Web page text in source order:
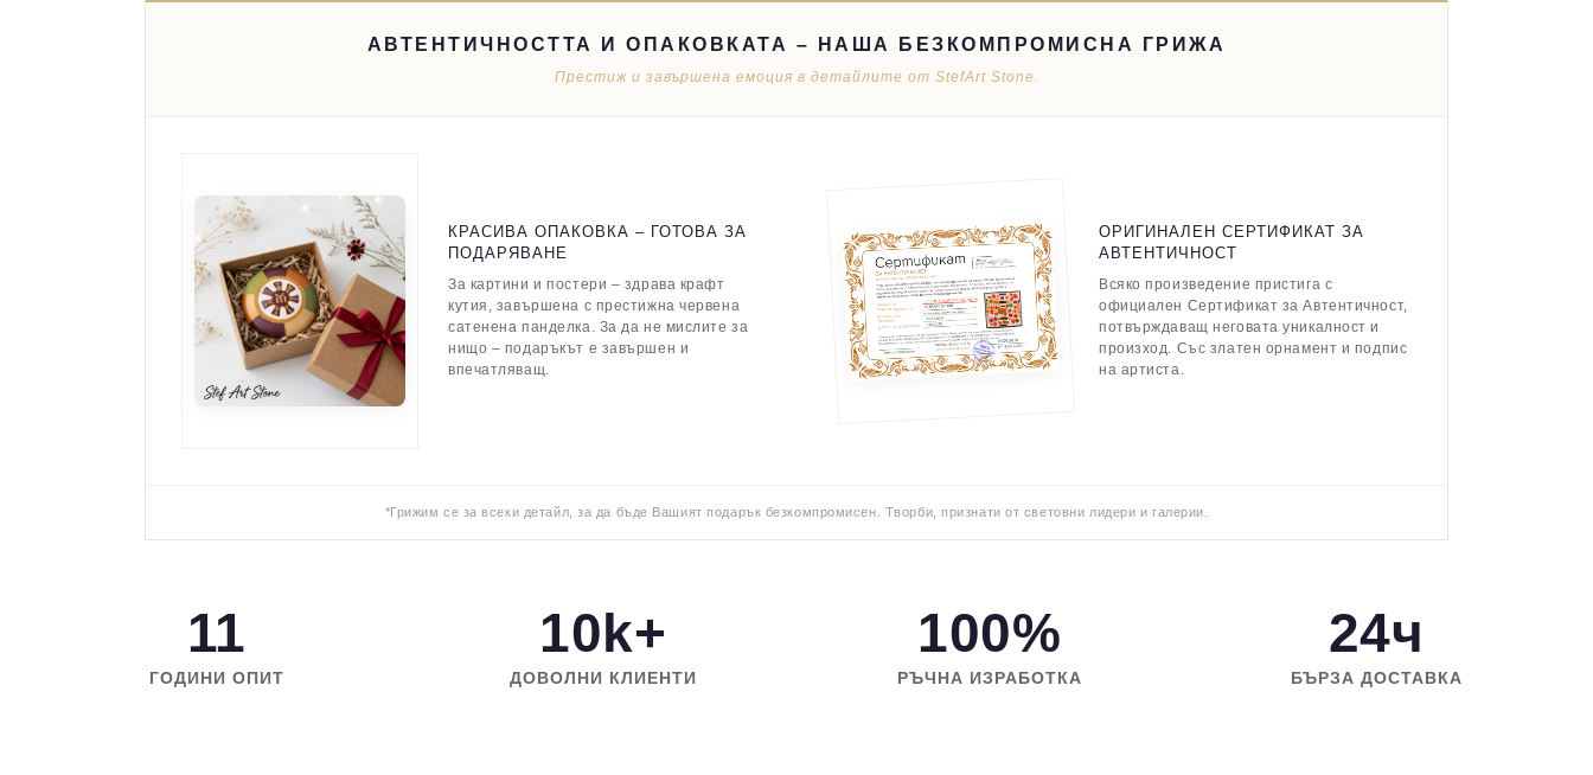
АВТЕНТИЧНОСТТА И ОПАКОВКАТА – НАША БЕЗКОМПРОМИСНА ГРИЖА
Престиж и завършена емоция в детайлите от StefArt Stone.
КРАСИВА ОПАКОВКА – ГОТОВА ЗА
ПОДАРЯВАНЕ
За картини и постери – здрава крафт
кутия, завършена с престижна червена
сатенена панделка. За да не мислите за
нищо – подаръкът е завършен и
впечатляващ.
ОРИГИНАЛЕН СЕРТИФИКАТ ЗА
АВТЕНТИЧНОСТ
Всяко произведение пристига с
официален Сертификат за Автентичност,
потвърждаващ неговата уникалност и
произход. Със златен орнамент и подпис
на артиста.
*Грижим се за всеки детайл, за да бъде Вашият подарък безкомпромисен. Творби, признати от световни лидери и галерии.
11
ГОДИНИ ОПИТ
10k+
ДОВОЛНИ КЛИЕНТИ
100%
РЪЧНА ИЗРАБОТКА
24ч
БЪРЗА ДОСТАВКА